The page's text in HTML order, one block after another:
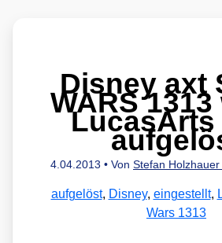
Disney axt
WARS 1313
LucasArts
4.04.2013 • Von Stefan Holzhauer
aufgelöst, Disney, eingestellt,
Wars 1313